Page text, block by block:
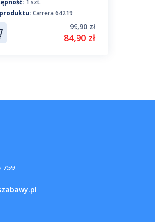
1 szt.
Carrera 64219
99,90 zł
84,90 zł
759